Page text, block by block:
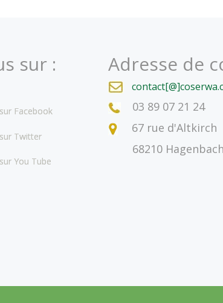
sur :
Facebook
Twitter
You Tube
Adresse de
03 89 07 21 24
67 rue d'Altkirch
68210 Hagenbach